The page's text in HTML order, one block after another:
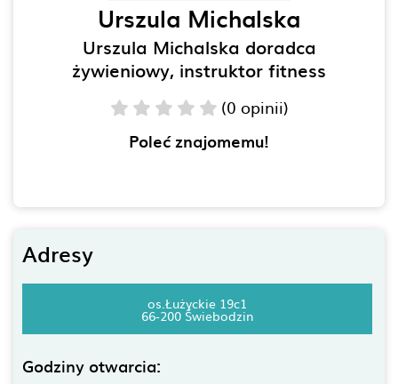
Urszula Michalska
Urszula Michalska doradca
żywieniowy, instruktor fitness
(0 opinii)
Poleć znajomemu!
Adresy
os.Łużyckie 19c1
66-200 Świebodzin
Godziny otwarcia: